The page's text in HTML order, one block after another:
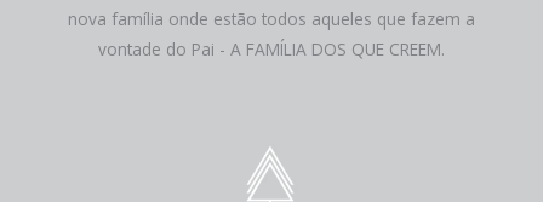
nova família onde estão todos aqueles que fazem a
vontade do Pai - A FAMÍLIA DOS QUE CREEM.